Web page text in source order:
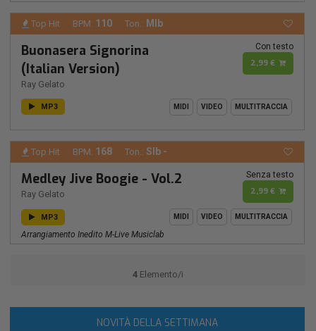
Top Hit BPM: 110 Ton.: MIb
Buonasera Signorina
(Italian Version)
Ray Gelato
Con testo
2,99 €
MP3 MIDI VIDEO MULTITRACCIA
Top Hit BPM: 168 Ton.: SIb -
Medley Jive Boogie - Vol.2
Ray Gelato
Senza testo
2,99 €
MP3 MIDI VIDEO MULTITRACCIA
Arrangiamento Inedito M-Live Musiclab
4 Elemento/i
NOVITÀ DELLA SETTIMANA